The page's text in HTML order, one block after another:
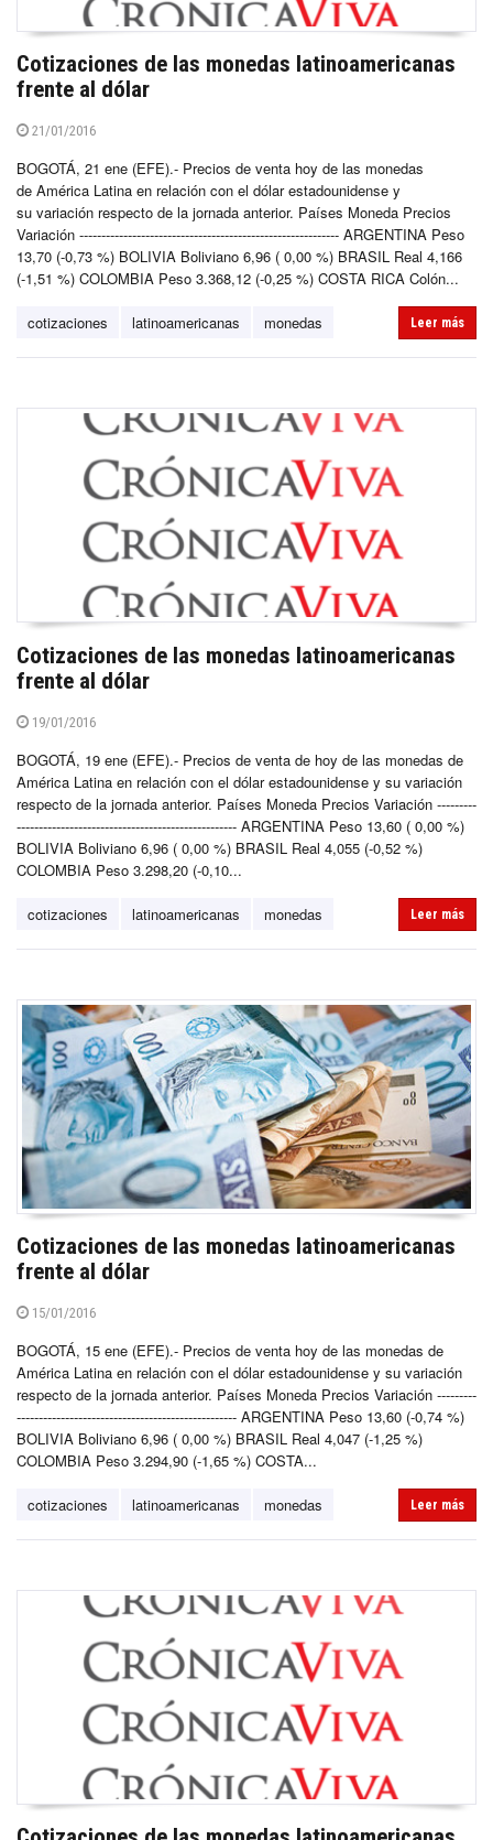
Cotizaciones de las monedas latinoamericanas
frente al dólar
21/01/2016
BOGOTÁ, 21 ene (EFE).- Precios de venta hoy de las monedas
de América Latina en relación con el dólar estadounidense y
su variación respecto de la jornada anterior. Países Moneda Precios
Variación ----------------------------------------------------------- ARGENTINA Peso
13,70 (-0,73 %) BOLIVIA Boliviano 6,96 ( 0,00 %) BRASIL Real 4,166
(-1,51 %) COLOMBIA Peso 3.368,12 (-0,25 %) COSTA RICA Colón...
cotizaciones latinoamericanas monedas Leer más
Cotizaciones de las monedas latinoamericanas
frente al dólar
19/01/2016
BOGOTÁ, 19 ene (EFE).- Precios de venta de hoy de las monedas de
América Latina en relación con el dólar estadounidense y su variación
respecto de la jornada anterior. Países Moneda Precios Variación ---------
-------------------------------------------------- ARGENTINA Peso 13,60 ( 0,00 %)
BOLIVIA Boliviano 6,96 ( 0,00 %) BRASIL Real 4,055 (-0,52 %)
COLOMBIA Peso 3.298,20 (-0,10...
cotizaciones latinoamericanas monedas Leer más
Cotizaciones de las monedas latinoamericanas
frente al dólar
15/01/2016
BOGOTÁ, 15 ene (EFE).- Precios de venta hoy de las monedas de
América Latina en relación con el dólar estadounidense y su variación
respecto de la jornada anterior. Países Moneda Precios Variación ---------
-------------------------------------------------- ARGENTINA Peso 13,60 (-0,74 %)
BOLIVIA Boliviano 6,96 ( 0,00 %) BRASIL Real 4,047 (-1,25 %)
COLOMBIA Peso 3.294,90 (-1,65 %) COSTA...
cotizaciones latinoamericanas monedas Leer más